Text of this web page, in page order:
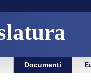
Documenti